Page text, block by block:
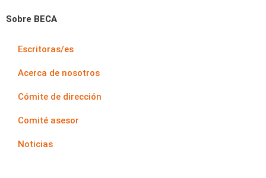
Sobre BECA
Escritoras/es
Acerca de nosotros
Cómite de dirección
Comité asesor
Noticias